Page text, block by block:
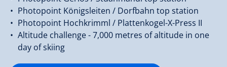
Photopoint Königsleiten / Dorfbahn top station
Photopoint Hochkrimml / Plattenkogel-X-Press II
Altitude challenge - 7,000 metres of altitude in one
day of skiing